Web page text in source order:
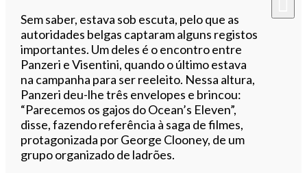
Sem saber, estava sob escuta, pelo que as
autoridades belgas captaram alguns registos
importantes. Um deles é o encontro entre
Panzeri e Visentini, quando o último estava
na campanha para ser reeleito. Nessa altura,
Panzeri deu-lhe três envelopes e brincou:
“Parecemos os gajos do Ocean’s Eleven”,
disse, fazendo referência à saga de filmes,
protagonizada por George Clooney, de um
grupo organizado de ladrões.